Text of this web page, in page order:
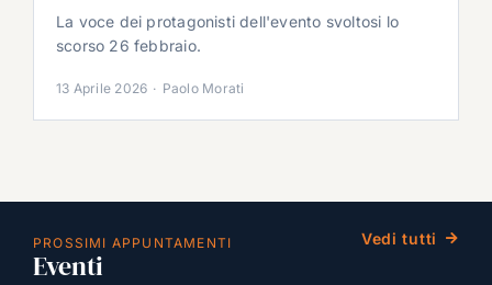
La voce dei protagonisti dell'evento svoltosi lo
scorso 26 febbraio.
13 Aprile 2026 · Paolo Morati
PROSSIMI APPUNTAMENTI
Eventi
Vedi tutti